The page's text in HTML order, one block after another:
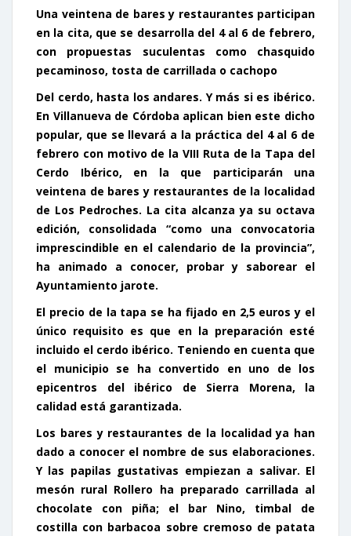
Una veintena de bares y restaurantes participan
en la cita, que se desarrolla del 4 al 6 de febrero,
con propuestas suculentas como chasquido
pecaminoso, tosta de carrillada o cachopo
Del cerdo, hasta los andares. Y más si es ibérico.
En Villanueva de Córdoba aplican bien este dicho
popular, que se llevará a la práctica del 4 al 6 de
febrero con motivo de la VIII Ruta de la Tapa del
Cerdo Ibérico, en la que participarán una
veintena de bares y restaurantes de la localidad
de Los Pedroches. La cita alcanza ya su octava
edición, consolidada “como una convocatoria
imprescindible en el calendario de la provincia”,
ha animado a conocer, probar y saborear el
Ayuntamiento jarote.
El precio de la tapa se ha fijado en 2,5 euros y el
único requisito es que en la preparación esté
incluido el cerdo ibérico. Teniendo en cuenta que
el municipio se ha convertido en uno de los
epicentros del ibérico de Sierra Morena, la
calidad está garantizada.
Los bares y restaurantes de la localidad ya han
dado a conocer el nombre de sus elaboraciones.
Y las papilas gustativas empiezan a salivar. El
mesón rural Rollero ha preparado carrillada al
chocolate con piña; el bar Nino, timbal de
costilla con barbacoa sobre cremoso de patata